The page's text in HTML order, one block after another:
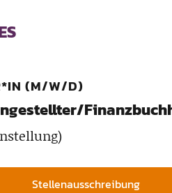
(M/W/D)
Stellenausschreibung